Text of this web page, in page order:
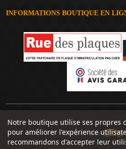
INFORMATIONS BOUTIQUE EN
Notre boutique utilise ses propres
pour améliorer l'expérience
recommandons d'accepter leur
Un site réalisé avec